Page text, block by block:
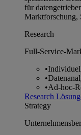
für
Marktforschung,
Research
Full-Service-
•
•
•Ad-hoc-
Research
Strategy